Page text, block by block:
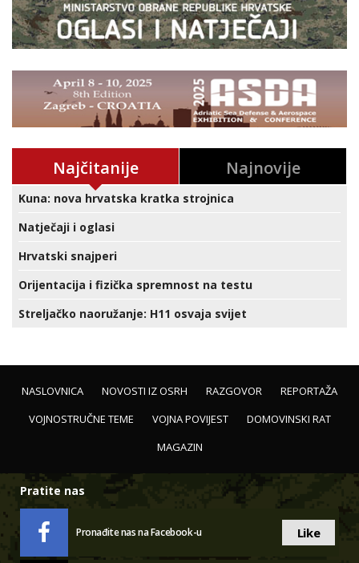
Najčitanije Najnovije
Kuna: nova hrvatska kratka strojnica
Natječaji i oglasi
Hrvatski snajperi
Orijentacija i fizička spremnost na testu
Streljačko naoružanje: H11 osvaja svijet
NASLOVNICA NOVOSTI IZ OSRH RAZGOVOR
REPORTAŽA
VOJNOSTRUČNE TEME
VOJNA POVIJEST
DOMOVINSKI RAT
MAGAZIN
Pratite nas
Pronađite nas na Facebook-u Like